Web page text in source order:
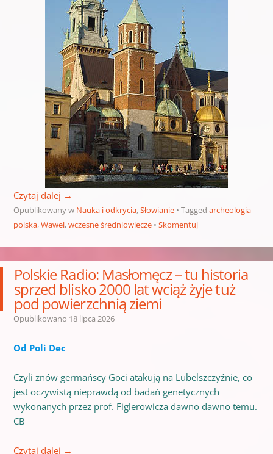
Czytaj dalej →
Opublikowany w Nauka i odkrycia,Słowianie Tagged archeologia
polska,Wawel,wczesne średniowiecze Skomentuj
Polskie Radio: Masłomęcz – tu historia
sprzed blisko 2000 lat wciąż żyje tuż
pod powierzchnią ziemi
Opublikowano 18 lipca 2026
Od Poli Dec
Czyli znów germańscy Goci atakują na Lubelszczyźnie, co
jest oczywistą nieprawdą od badań genetycznych
wykonanych przez prof. Figlerowicza dawno dawno temu.
CB
Czytaj dalej →